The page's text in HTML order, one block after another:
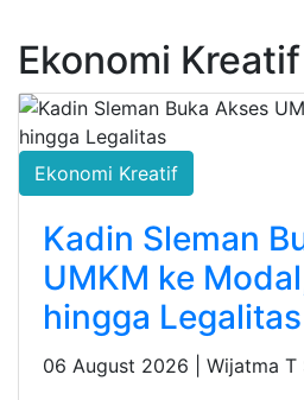
Ekonomi Kreatif
Ekonomi Kreatif
Kadin Sleman
UMKM ke
hingga Legalitas
06 August 2026 | Wijatma T